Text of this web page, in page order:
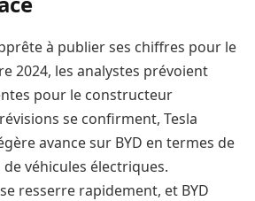
à publier ses chiffres pour le
2024, les analystes prévoient
pour le constructeur
se confirment, Tesla
avance sur BYD en termes de
véhicules électriques.
resserre rapidement, et BYD